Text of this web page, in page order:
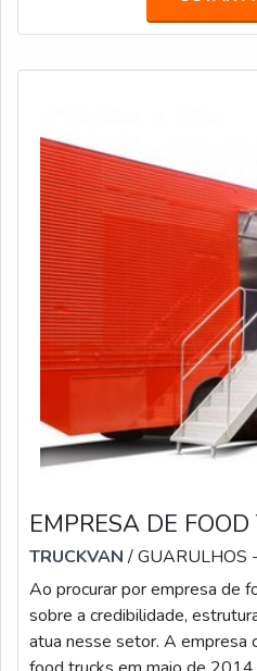
Piso móvel; Semirreboque,
Transporte de valores.Para
EMPRESA DE FOOD
TRUCKVAN/ GUARULHOS
Ao procurar por empresa de
sobre a credibilidade,
atua nesse setor. A empresa